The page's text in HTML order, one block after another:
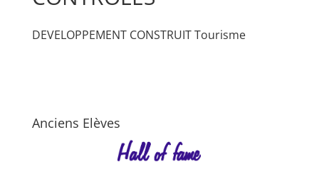
DEVELOPPEMENT CONSTRUIT Tourisme
Anciens Elèves